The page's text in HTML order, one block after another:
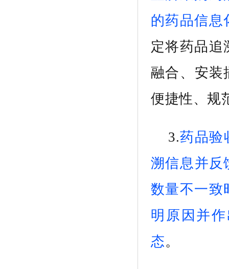
的药品信息
定将药品追
融合 、 安装
便捷性、规
3.药品验
溯信息并反
数量不一致
明原因并作
态。